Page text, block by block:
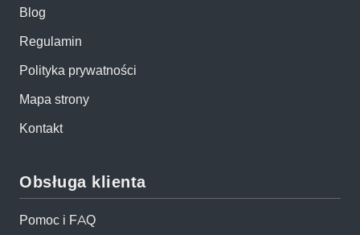
Blog
Regulamin
Polityka prywatności
Mapa strony
Kontakt
Obsługa klienta
Pomoc i FAQ